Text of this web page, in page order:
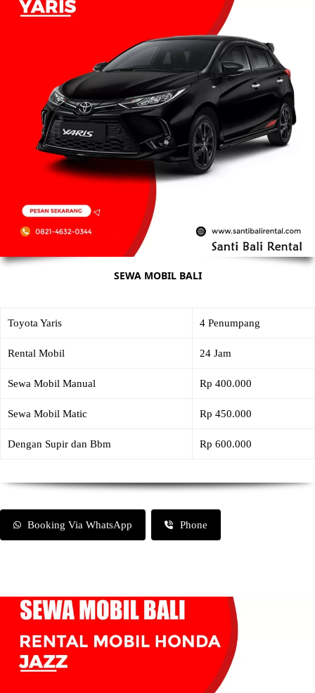
SEWA MOBIL BALI
Toyota Yaris 4 Penumpang
Rental Mobil 24 Jam
Sewa Mobil Manual Rp 400.000
Sewa Mobil Matic Rp 450.000
Dengan Supir dan Bbm Rp 600.000
Booking Via WhatsApp Phone